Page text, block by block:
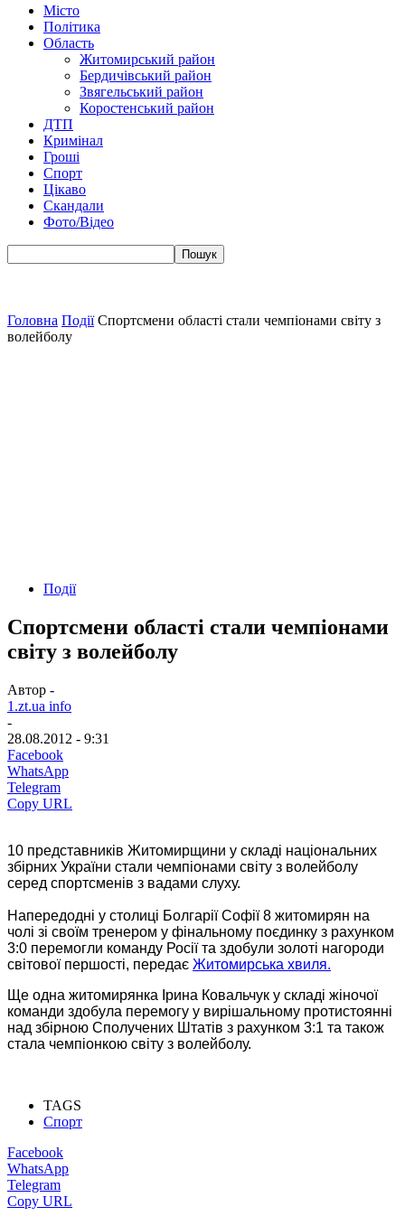
Місто
Політика
Область
Житомирський район
Бердичівський район
Звягельський район
Коростенський район
ДТП
Кримінал
Гроші
Спорт
Цікаво
Скандали
Фото/Відео
Головна Події Спортсмени області стали чемпіонами світу з
волейболу
Події
Спортсмени області стали чемпіонами
світу з волейболу
Автор -
1.zt.ua info
-
28.08.2012 - 9:31
Facebook
WhatsApp
Telegram
Copy URL
10 представників Житомирщини у складі національних
збірних України стали чемпіонами світу з волейболу
серед спортсменів з вадами слуху.
Напередодні у столиці Болгарії Софії 8 житомирян на
чолі зі своїм тренером у фінальному поєдинку з рахунком
3:0 перемогли команду Росії та здобули золоті нагороди
світової першості, передає Житомирська хвиля.
Ще одна житомирянка Ірина Ковальчук у складі жіночої
команди здобула перемогу у вирішальному протистоянні
над збірною Сполучених Штатів з рахунком 3:1 та також
стала чемпіонкою світу з волейболу.
TAGS
Спорт
Facebook
WhatsApp
Telegram
Copy URL